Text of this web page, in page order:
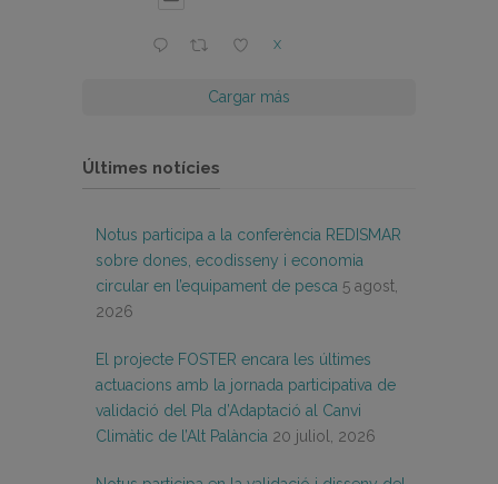
X
Cargar más
Últimes notícies
Notus participa a la conferència REDISMAR
sobre dones, ecodisseny i economia
circular en l’equipament de pesca 5 agost,
2026
El projecte FOSTER encara les últimes
actuacions amb la jornada participativa de
validació del Pla d’Adaptació al Canvi
Climàtic de l’Alt Palància 20 juliol, 2026